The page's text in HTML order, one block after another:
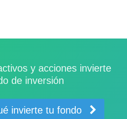
y acciones invierte
de inversión
invierte tu fondo